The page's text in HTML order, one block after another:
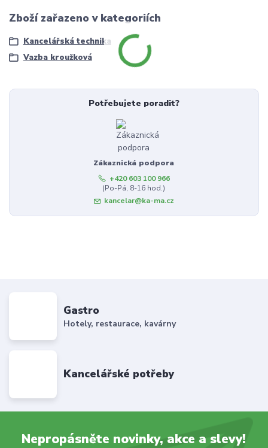
Zboží zařazeno v kategoriích
Kancelářská technika
Vazba kroužková
Potřebujete poradit?
Zákaznická podpora
+420 603 100 966
(Po-Pá, 8-16 hod.)
kancelar@ka-ma.cz
Gastro
Hotely, restaurace, kavárny
Kancelářské potřeby
Nepropásněte novinky, akce a slevy!